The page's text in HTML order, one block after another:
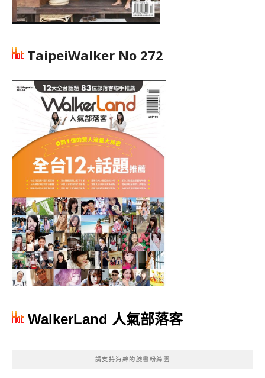
TaipeiWalker No 272
WalkerLand 人氣部落客
請支持海綿的臉書粉絲團